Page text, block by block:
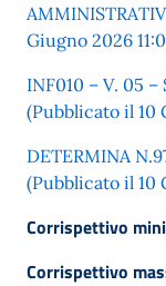
Giugno 2026
INF010 – V. 05
(Pubblicato il 10
DETERMINA
(Pubblicato il 10
Corrispettivo
Corrispettivo